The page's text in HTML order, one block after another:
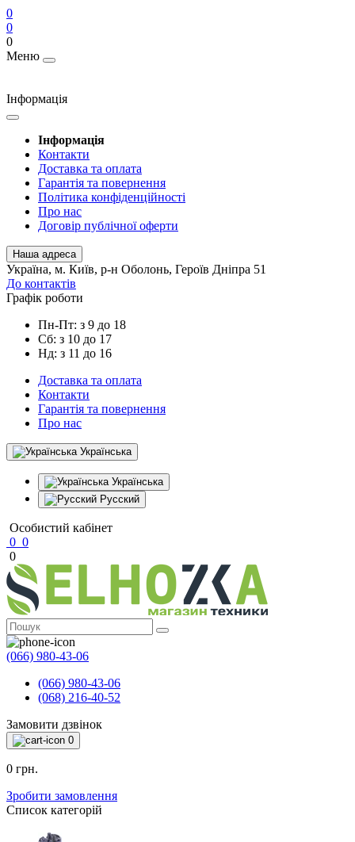
0
0
0
Меню
Інформація
Інформація
Контакти
Доставка та оплата
Гарантія та повернення
Політика конфіденційності
Про нас
Договір публічної оферти
Наша адреса
Українa, м. Київ, р-н Оболонь, Героїв Дніпра 51
До контактів
Графік роботи
Пн-Пт: з 9 до 18
Сб: з 10 до 17
Нд: з 11 до 16
Доставка та оплата
Контакти
Гарантія та повернення
Про нас
Українська
Українська
Русский
Особистий кабінет
0 0
0
(066) 980-43-06
(066) 980-43-06
(068) 216-40-52
Замовити дзвінок
0
0 грн.
Зробити замовлення
Список категорій